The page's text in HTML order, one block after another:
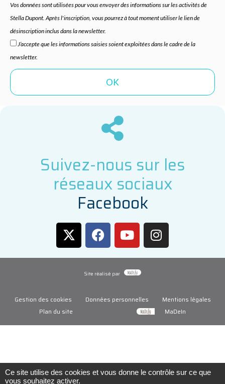
Ce site utilise des cookies et vous donne le contrôle sur ce que
vous souhaitez activer.
Vos données sont utilisées pour vous envoyer des informations sur les activités de
Stella Dupont. Après l'inscription, vous pourrez à tout moment utiliser le lien de
désinscription inclus dans la newsletter.
J’accepte que les informations saisies soient exploitées dans le cadre de la
newsletter.
Suivez-nous sur les
réseaux sociaux
Facebook
Site réalisé par
Gestion des cookies Données personnelles
Mentions légales
Plan du site
MaDeIn